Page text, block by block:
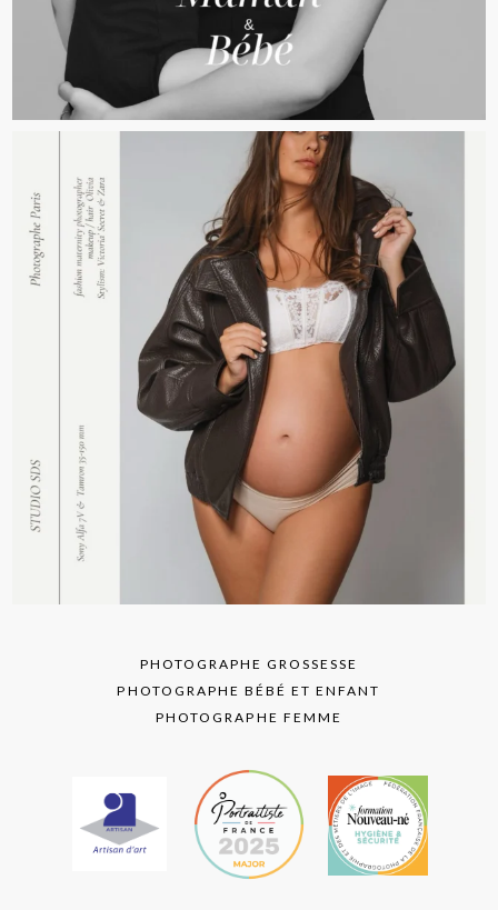
text layer
PHOTOGRAPHE GROSSESSE
PHOTOGRAPHE BÉBÉ ET ENFANT
PHOTOGRAPHE FEMME